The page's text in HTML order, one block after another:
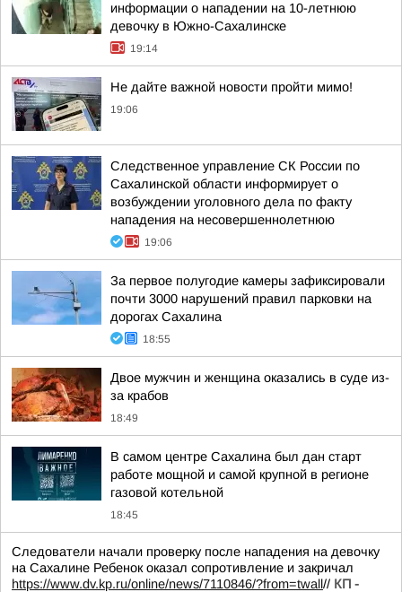
информации о нападении на 10-летнюю
девочку в Южно-Сахалинске
19:14
Не дайте важной новости пройти мимо!
19:06
Следственное управление СК России по
Сахалинской области информирует о
возбуждении уголовного дела по факту
нападения на несовершеннолетнюю
19:06
За первое полугодие камеры зафиксировали
почти 3000 нарушений правил парковки на
дорогах Сахалина
18:55
Двое мужчин и женщина оказались в суде из-
за крабов
18:49
В самом центре Сахалина был дан старт
работе мощной и самой крупной в регионе
газовой котельной
18:45
Следователи начали проверку после нападения на девочку
на Сахалине Ребенок оказал сопротивление и закричал
https://www.dv.kp.ru/online/news/7110846/?from=twall// КП -